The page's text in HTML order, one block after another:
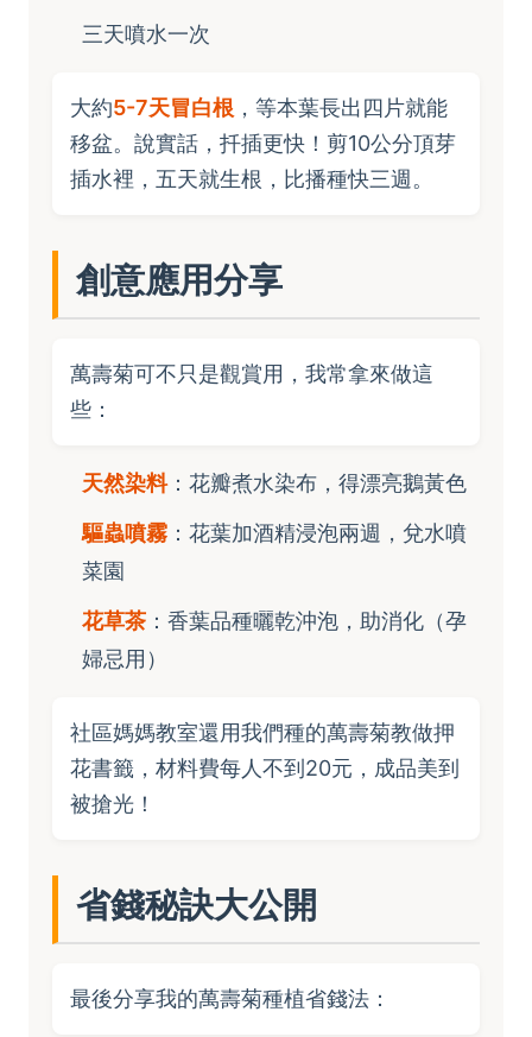
三天噴水一次
大約5-7天冒白根 ，等本葉長出四片就能
移盆。說實話，扦插更快！剪10公分頂芽
插水裡，五天就生根，比播種快三週。
創意應用分享
萬壽菊可不只是觀賞用，我常拿來做這
些：
天然染料：花瓣煮水染布，得漂亮鵝黃色
驅蟲噴霧 ：花葉加酒精浸泡兩週，兌水噴
菜園
花草茶 ：香葉品種曬乾沖泡，助消化（孕
婦忌用）
社區媽媽教室還用我們種的萬壽菊教做押
花書籤，材料費每人不到20元，成品美到
被搶光！
省錢秘訣大公開
最後分享我的萬壽菊種植省錢法：